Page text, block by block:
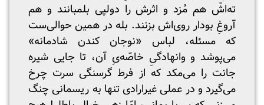
ته‌اشْ هم مُزد و اثرش را دولپی بلمبانند و هم
آروغِ بودار روی‌اش بزنند. بله در همین حوالی‌ست
که مسئله، لباس «نوجان کندن شادمانه»
می‌پوشد و وانهادگیِ خاصّه‌یِ آن، تا جایی شیره
جانت را می‌مکد که از فرط گرسنگی سرت چرخ
می‌گیرد و در عملی غیرارادی تنها به ریسمانی چنگ